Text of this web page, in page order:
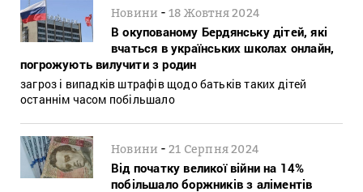
Новини -18 Жовтня 2024
В окупованому Бердянську дітей, які
вчаться в українських школах онлайн,
погрожують вилучити з родин
загроз і випадків штрафів щодо батьків таких дітей
останнім часом побільшало
Новини -21 Серпня 2024
Від початку великої війни на 14%
побільшало боржників з аліментів